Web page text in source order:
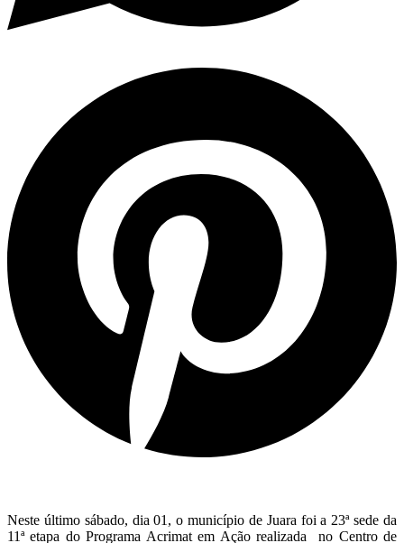
Neste último sábado, dia 01, o município de Juara foi a 23ª sede da
11ª etapa do Programa Acrimat em Ação realizada no Centro de